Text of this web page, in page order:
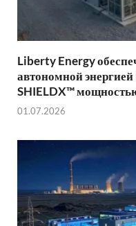
Liberty Energy
автономной
SHIELDX™
01.07.2026